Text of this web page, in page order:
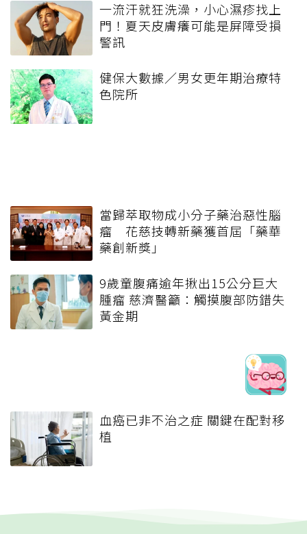
一流汗就狂洗澡，小心濕疹找上
門！夏天皮膚癢可能是屏障受損
警訊
健保大數據／男女更年期治療特
色院所
當歸萃取物成小分子藥治惡性腦
瘤 花慈技轉新藥獲首屆「藥華
藥創新獎」
9歲童腹痛逾年揪出15公分巨大
腫瘤 慈濟醫籲：觸摸腹部防錯失
黃金期
血癌已非不治之症 關鍵在配對移
植